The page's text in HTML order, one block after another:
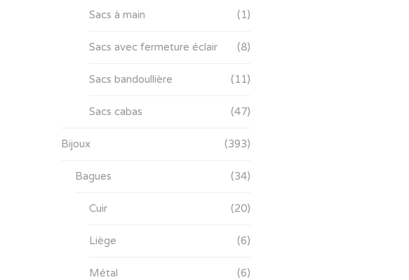
Sacs à main (1)
Sacs avec fermeture éclair (8)
Sacs bandoullière (11)
Sacs cabas (47)
Bijoux (393)
Bagues (34)
Cuir (20)
Liège (6)
Métal (6)